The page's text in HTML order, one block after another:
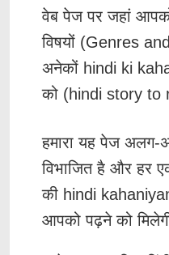
वेब पेज पर जहां
विषयों (Genres
अनेकों hindi ki
को (hindi story to
हमारा यह पेज
विभाजित है और हर
की hindi
आपको पढ़ने को